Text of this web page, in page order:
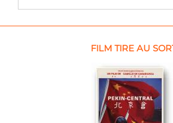
FILM TIRE AU